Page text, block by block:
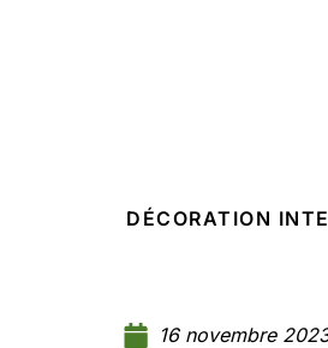
DÉCORATION
16 novembre